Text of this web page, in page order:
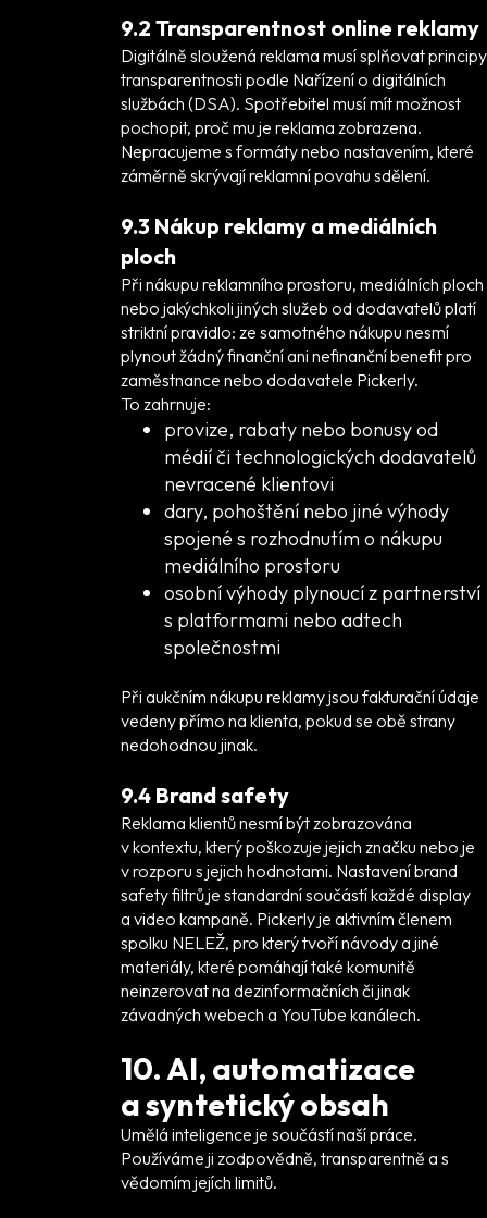
9.2 Transparentnost online reklamy
Digitálně sloužená reklama musí splňovat principy
transparentnosti podle Nařízení o digitálních
službách (DSA). Spotřebitel musí mít možnost
pochopit, proč mu je reklama zobrazena.
Nepracujeme s formáty nebo nastavením, které
záměrně skrývají reklamní povahu sdělení.
9.3 Nákup reklamy a mediálních
ploch
Při nákupu reklamního prostoru, mediálních ploch
nebo jakýchkoli jiných služeb od dodavatelů platí
striktní pravidlo: ze samotného nákupu nesmí
plynout žádný finanční ani nefinanční benefit pro
zaměstnance nebo dodavatele Pickerly.
To zahrnuje:
provize, rabaty nebo bonusy od
médií či technologických dodavatelů
nevracené klientovi
dary, pohoštění nebo jiné výhody
spojené s rozhodnutím o nákupu
mediálního prostoru
osobní výhody plynoucí z partnerství
s platformami nebo adtech
společnostmi
Při aukčním nákupu reklamy jsou fakturační údaje
vedeny přímo na klienta, pokud se obě strany
nedohodnou jinak.
9.4 Brand safety
Reklama klientů nesmí být zobrazována
v kontextu, který poškozuje jejich značku nebo je
v rozporu s jejich hodnotami. Nastavení brand
safety filtrů je standardní součástí každé display
a video kampaně. Pickerly je aktivním členem
spolku NELEŽ, pro který tvoří návody a jiné
materiály, které pomáhají také komunitě
neinzerovat na dezinformačních či jinak
závadných webech a YouTube kanálech.
10. AI, automatizace
a syntetický obsah
Umělá inteligence je součástí naší práce.
Používáme ji zodpovědně, transparentně a s
vědomím jejích limitů.